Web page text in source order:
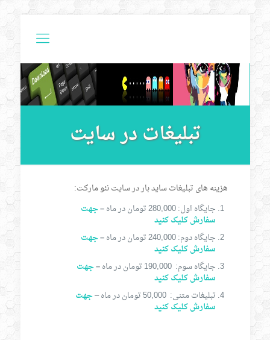
تبلیغات در سایت
هزینه های تبلیغات ساید بار در سایت نئو مارکت:
جایگاه اول: 280,000 تومان در ماه
–جهت
سفارش کلیک کنید
جایگاه دوم: 240,000 تومان در ماه
–جهت
سفارش کلیک کنید
جایگاه سوم: 190,000 تومان در ماه
–جهت
سفارش کلیک کنید
تبلیغات متنی: 50,000 تومان در ماه –
جهت
سفارش کلیک کنید